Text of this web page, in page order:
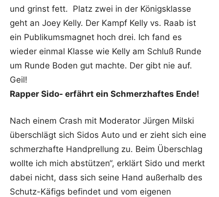
und grinst fett. Platz zwei in der Königsklasse
geht an Joey Kelly. Der Kampf Kelly vs. Raab ist
ein Publikumsmagnet hoch drei. Ich fand es
wieder einmal Klasse wie Kelly am Schluß Runde
um Runde Boden gut machte. Der gibt nie auf.
Geil!
Rapper Sido- erfährt ein Schmerzhaftes Ende!
Nach einem Crash mit Moderator Jürgen Milski
überschlägt sich Sidos Auto und er zieht sich eine
schmerzhafte Handprellung zu. Beim Überschlag
wollte ich mich abstützen“, erklärt Sido und merkt
dabei nicht, dass sich seine Hand außerhalb des
Schutz-Käfigs befindet und vom eigenen